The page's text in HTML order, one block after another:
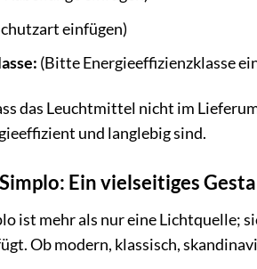
einfügen)
(Bitte Energieeffizienzklasse
das Leuchtmittel nicht im
und langlebig sind.
Ein vielseitiges
ist mehr als nur eine Lichtquelle;
Ob modern, klassisch,